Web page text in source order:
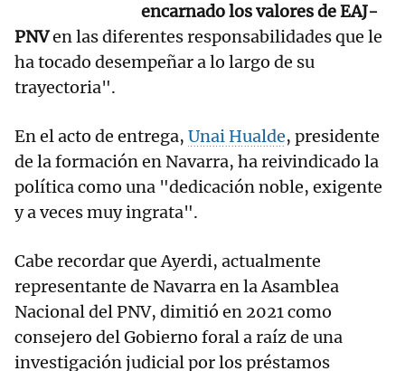
encarnado los valores de EAJ-
PNVen las diferentes responsabilidades que le
ha tocado desempeñar a lo largo de su
trayectoria".
En el acto de entrega, Unai Hualde, presidente
de la formación en Navarra, ha reivindicado la
política como una "dedicación noble, exigente
y a veces muy ingrata".
Cabe recordar que Ayerdi, actualmente
representante de Navarra en la Asamblea
Nacional del PNV, dimitió en 2021 como
consejero del Gobierno foral a raíz de una
investigación judicial por los préstamos